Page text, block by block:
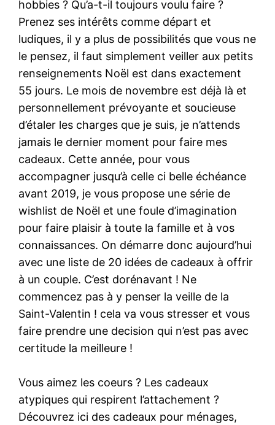
hobbies ? Qu’a-t-il toujours voulu faire ?
Prenez ses intérêts comme départ et
ludiques, il y a plus de possibilités que vous ne
le pensez, il faut simplement veiller aux petits
renseignements Noël est dans exactement
55 jours. Le mois de novembre est déjà là et
personnellement prévoyante et soucieuse
d’étaler les charges que je suis, je n’attends
jamais le dernier moment pour faire mes
cadeaux. Cette année, pour vous
accompagner jusqu’à celle ci belle échéance
avant 2019, je vous propose une série de
wishlist de Noël et une foule d’imagination
pour faire plaisir à toute la famille et à vos
connaissances. On démarre donc aujourd’hui
avec une liste de 20 idées de cadeaux à offrir
à un couple. C’est dorénavant ! Ne
commencez pas à y penser la veille de la
Saint-Valentin ! cela va vous stresser et vous
faire prendre une decision qui n’est pas avec
certitude la meilleure !
Vous aimez les coeurs ? Les cadeaux
atypiques qui respirent l’attachement ?
Découvrez ici des cadeaux pour ménages,